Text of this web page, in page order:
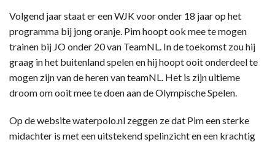
Volgend jaar staat er een WJK voor onder 18 jaar op het
programma bij jong oranje. Pim hoopt ook mee te mogen
trainen bij JO onder 20 van TeamNL. In de toekomst zou hij
graag in het buitenland spelen en hij hoopt ooit onderdeel te
mogen zijn van de heren van teamNL. Het is zijn ultieme
droom om ooit mee te doen aan de Olympische Spelen.
Op de website waterpolo.nl zeggen ze dat Pim een sterke
midachter is met een uitstekend spelinzicht en een krachtig